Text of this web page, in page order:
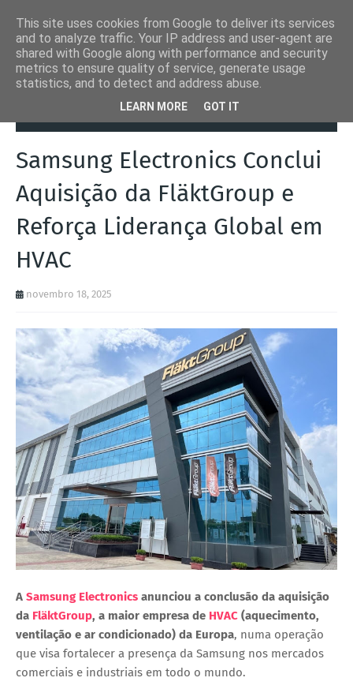
Norconcept.pt
Samsung Electronics Conclui
Samsung Electronics Conclui
Aquisição da FläktGroup e
Reforça Liderança Global em
HVAC
novembro 18, 2025
A Samsung Electronics anunciou a conclusão da aquisição
da FläktGroup, a maior empresa de HVAC (aquecimento,
ventilação e ar condicionado) da Europa, numa operação
que visa fortalecer a presença da Samsung nos mercados
comerciais e industriais em todo o mundo.
This site uses cookies from Google to deliver its services
and to analyze traffic. Your IP address and user-agent are
shared with Google along with performance and security
metrics to ensure quality of service, generate usage
statistics, and to detect and address abuse.
LEARN MORE GOT IT